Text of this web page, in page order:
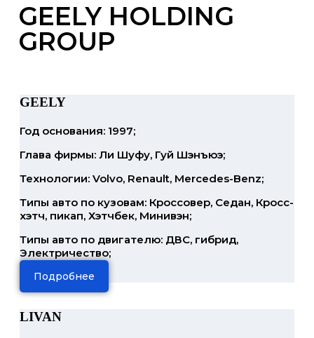
GEELY HOLDING
GROUP
GEELY
Год основания: 1997;
Глава фирмы: Ли Шуфу, Гуй Шэнъюэ;
Технологии: Volvo, Renault, Mercedes-Benz;
Типы авто по кузовам: Кроссовер, Седан, Кросс-
хэтч, пикап, Хэтчбек, Минивэн;
Типы авто по двигателю: ДВС, гибрид,
Электричество;
Подробнее
LIVAN